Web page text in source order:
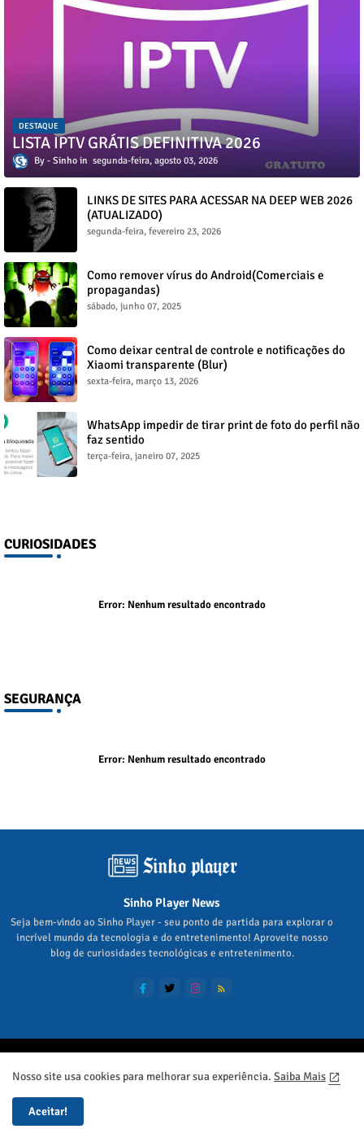
DESTAQUE
LISTA IPTV GRÁTIS DEFINITIVA 2026
Sinho segunda-feira, agosto 03, 2026
LINKS DE SITES PARA ACESSAR NA DEEP WEB 2026
(ATUALIZADO)
segunda-feira, fevereiro 23, 2026
Como remover vírus do Android(Comerciais e
propagandas)
sábado, junho 07, 2025
Como deixar central de controle e notificações do
Xiaomi transparente (Blur)
sexta-feira, março 13, 2026
WhatsApp impedir de tirar print de foto do perfil não
faz sentido
terça-feira, janeiro 07, 2025
CURIOSIDADES
Error: Nenhum resultado encontrado
SEGURANÇA
Error: Nenhum resultado encontrado
Sinho Player News
Seja bem-vindo ao Sinho Player - seu ponto de partida para explorar o
incrível mundo da tecnologia e do entretenimento! Aproveite nosso
blog de curiosidades tecnológicas e entretenimento.
Siga no Google News
Nosso site usa cookies para melhorar sua experiência. Saiba Mais
Aceitar!